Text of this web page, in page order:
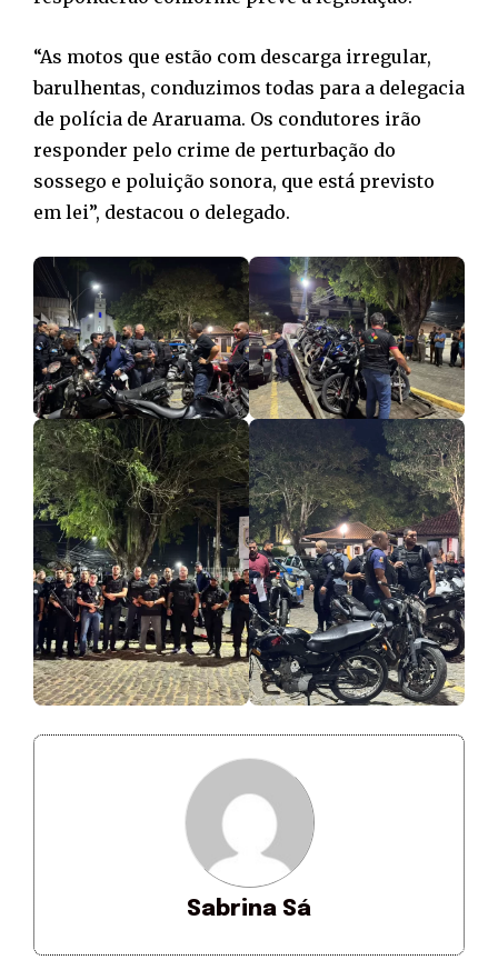
“As motos que estão com descarga irregular,
barulhentas, conduzimos todas para a delegacia
de polícia de Araruama. Os condutores irão
responder pelo crime de perturbação do
sossego e poluição sonora, que está previsto
em lei”, destacou o delegado.
Sabrina Sá